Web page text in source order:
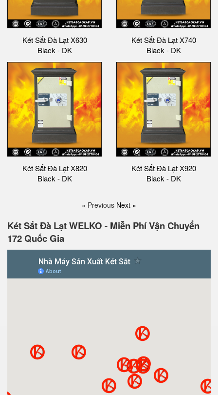
Két Sắt Đà Lạt X630
Black - DK
Két Sắt Đà Lạt X740
Black - DK
Két Sắt Đà Lạt X820
Black - DK
Két Sắt Đà Lạt X920
Black - DK
« Previous Next »
Két Sắt Đà Lạt WELKO - Miễn Phí Vận Chuyển
172 Quốc Gia